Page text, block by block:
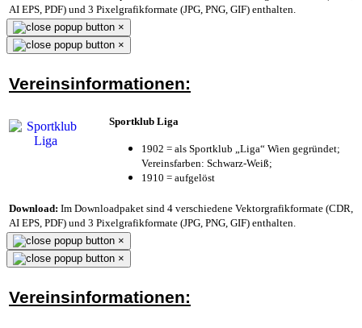
AI EPS, PDF) und 3 Pixelgrafikformate (JPG, PNG, GIF) enthalten.
×
×
Vereinsinformationen:
Sportklub Liga
1902 = als Sportklub „Liga“ Wien gegründet;
Vereinsfarben: Schwarz-Weiß;
1910 = aufgelöst
Download: Im Downloadpaket sind 4 verschiedene Vektorgrafikformate (CDR,
AI EPS, PDF) und 3 Pixelgrafikformate (JPG, PNG, GIF) enthalten.
×
×
Vereinsinformationen: